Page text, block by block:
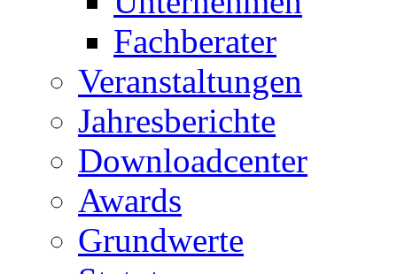
Fachberater
Veranstaltungen
Jahresberichte
Downloadcenter
Awards
Grundwerte